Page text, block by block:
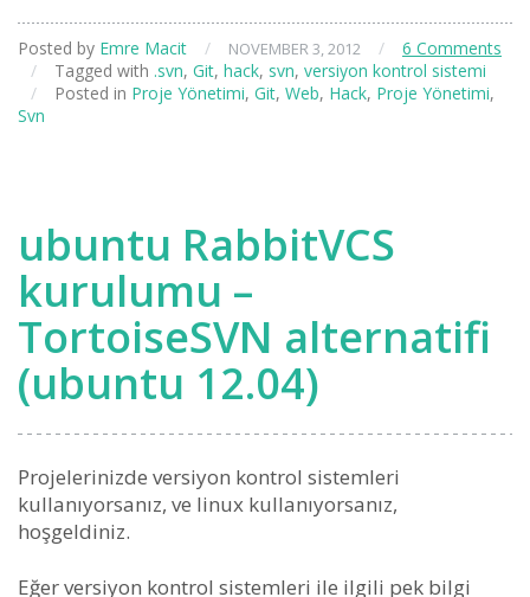
Posted by Emre Macit / NOVEMBER 3, 2012 /
6 Comments
/
Tagged with .svn, Git, hack, svn, versiyon kontrol sistemi
/
Posted in Proje Yönetimi, Git, Web, Hack, Proje Yönetimi,
Svn
ubuntu RabbitVCS
kurulumu –
TortoiseSVN alternatifi
(ubuntu 12.04)
Projelerinizde versiyon kontrol sistemleri
kullanıyorsanız, ve linux kullanıyorsanız,
hoşgeldiniz.
Eğer versiyon kontrol sistemleri ile ilgili pek bilgi